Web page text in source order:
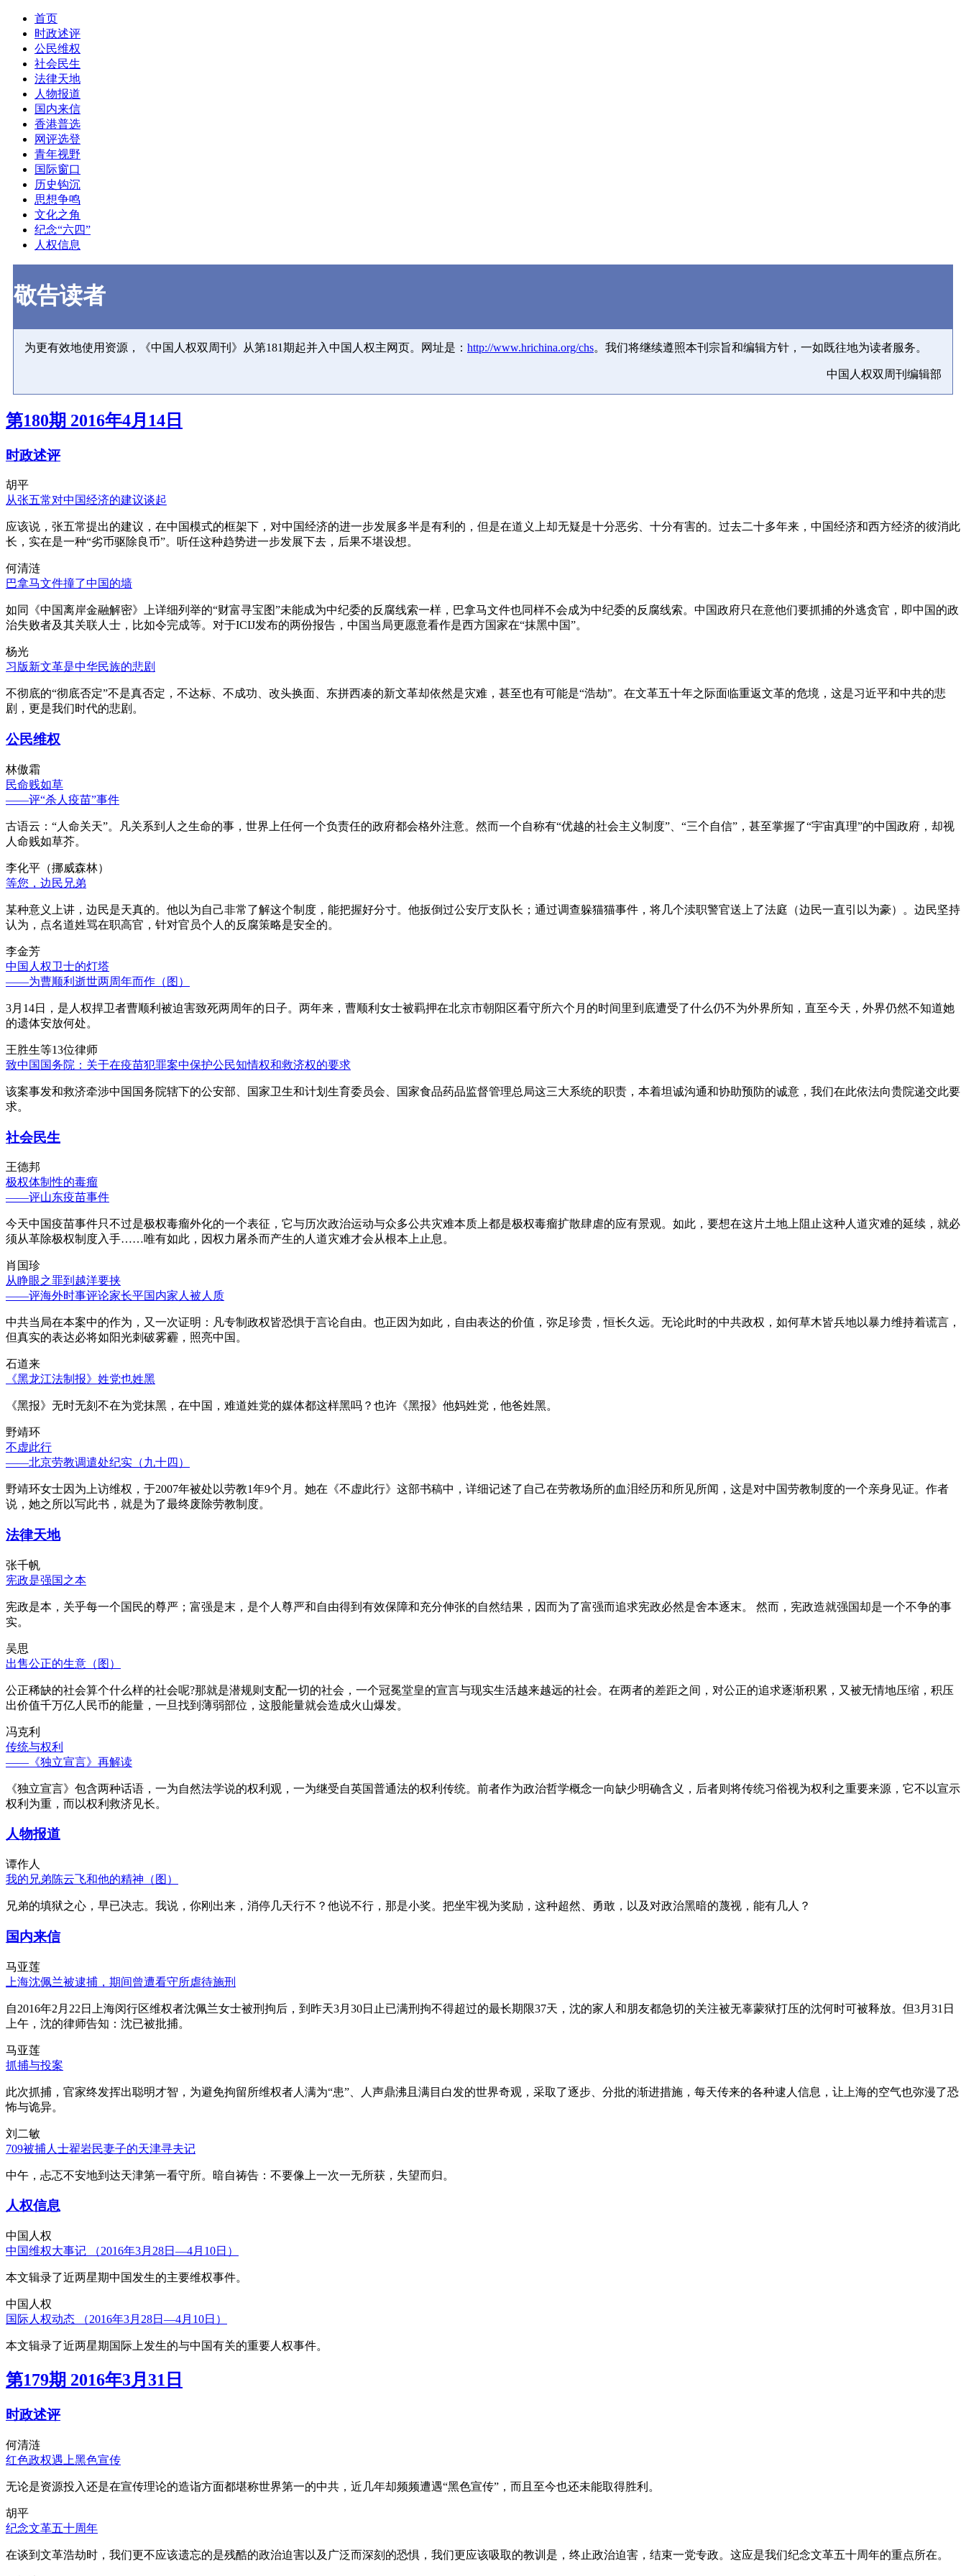
首页
时政述评
公民维权
社会民生
法律天地
人物报道
国内来信
香港普选
网评选登
青年视野
国际窗口
历史钩沉
思想争鸣
文化之角
纪念“六四”
人权信息
敬告读者
为更有效地使用资源，《中国人权双周刊》从第181期起并入中国人权主网页。网址是： http://www.hrichina.org/chs。我们将继续遵照本刊宗旨和编辑方针，一如既往地为读者服务。
中国人权双周刊编辑部
第180期 2016年4月14日
时政述评
胡平
从张五常对中国经济的建议谈起
应该说，张五常提出的建议，在中国模式的框架下，对中国经济的进一步发展多半是有利的，但是在道义上却无疑是十分恶劣、十分有害的。过去二十多年来，中国经济和西方经济的彼消此
长，实在是一种“劣币驱除良币”。听任这种趋势进一步发展下去，后果不堪设想。
何清涟
巴拿马文件撞了中国的墙
如同《中国离岸金融解密》上详细列举的“财富寻宝图”未能成为中纪委的反腐线索一样，巴拿马文件也同样不会成为中纪委的反腐线索。中国政府只在意他们要抓捕的外逃贪官，即中国的政
治失败者及其关联人士，比如令完成等。对于ICIJ发布的两份报告，中国当局更愿意看作是西方国家在“抹黑中国”。
杨光
习版新文革是中华民族的悲剧
不彻底的“彻底否定”不是真否定，不达标、不成功、改头换面、东拼西凑的新文革却依然是灾难，甚至也有可能是“浩劫”。在文革五十年之际面临重返文革的危境，这是习近平和中共的悲
剧，更是我们时代的悲剧。
公民维权
林傲霜
民命贱如草
——评“杀人疫苗”事件
古语云：“人命关天”。凡关系到人之生命的事，世界上任何一个负责任的政府都会格外注意。然而一个自称有“优越的社会主义制度”、“三个自信”，甚至掌握了“宇宙真理”的中国政府，却视
人命贱如草芥。
李化平（挪威森林）
等您，边民兄弟
某种意义上讲，边民是天真的。他以为自己非常了解这个制度，能把握好分寸。他扳倒过公安厅支队长；通过调查躲猫猫事件，将几个渎职警官送上了法庭（边民一直引以为豪）。边民坚持
认为，点名道姓骂在职高官，针对官员个人的反腐策略是安全的。
李金芳
中国人权卫士的灯塔
——为曹顺利逝世两周年而作（图）
3月14日，是人权捍卫者曹顺利被迫害致死两周年的日子。两年来，曹顺利女士被羁押在北京市朝阳区看守所六个月的时间里到底遭受了什么仍不为外界所知，直至今天，外界仍然不知道她
的遗体安放何处。
王胜生等13位律师
致中国国务院：关于在疫苗犯罪案中保护公民知情权和救济权的要求
该案事发和救济牵涉中国国务院辖下的公安部、国家卫生和计划生育委员会、国家食品药品监督管理总局这三大系统的职责，本着坦诚沟通和协助预防的诚意，我们在此依法向贵院递交此要
求。
社会民生
王德邦
极权体制性的毒瘤
——评山东疫苗事件
今天中国疫苗事件只不过是极权毒瘤外化的一个表征，它与历次政治运动与众多公共灾难本质上都是极权毒瘤扩散肆虐的应有景观。如此，要想在这片土地上阻止这种人道灾难的延续，就必
须从革除极权制度入手……唯有如此，因权力屠杀而产生的人道灾难才会从根本上止息。
肖国珍
从睁眼之罪到越洋要挟
——评海外时事评论家长平国内家人被人质
中共当局在本案中的作为，又一次证明：凡专制政权皆恐惧于言论自由。也正因为如此，自由表达的价值，弥足珍贵，恒长久远。无论此时的中共政权，如何草木皆兵地以暴力维持着谎言，
但真实的表达必将如阳光刺破雾霾，照亮中国。
石道来
《黑龙江法制报》姓党也姓黑
《黑报》无时无刻不在为党抹黑，在中国，难道姓党的媒体都这样黑吗？也许《黑报》他妈姓党，他爸姓黑。
野靖环
不虚此行
——北京劳教调遣处纪实（九十四）
野靖环女士因为上访维权，于2007年被处以劳教1年9个月。她在《不虚此行》这部书稿中，详细记述了自己在劳教场所的血泪经历和所见所闻，这是对中国劳教制度的一个亲身见证。作者
说，她之所以写此书，就是为了最终废除劳教制度。
法律天地
张千帆
宪政是强国之本
宪政是本，关乎每一个国民的尊严；富强是末，是个人尊严和自由得到有效保障和充分伸张的自然结果，因而为了富强而追求宪政必然是舍本逐末。 然而，宪政造就强国却是一个不争的事
实。
吴思
出售公正的生意（图）
公正稀缺的社会算个什么样的社会呢?那就是潜规则支配一切的社会，一个冠冕堂皇的宣言与现实生活越来越远的社会。在两者的差距之间，对公正的追求逐渐积累，又被无情地压缩，积压
出价值千万亿人民币的能量，一旦找到薄弱部位，这股能量就会造成火山爆发。
冯克利
传统与权利
——《独立宣言》再解读
《独立宣言》包含两种话语，一为自然法学说的权利观，一为继受自英国普通法的权利传统。前者作为政治哲学概念一向缺少明确含义，后者则将传统习俗视为权利之重要来源，它不以宣示
权利为重，而以权利救济见长。
人物报道
谭作人
我的兄弟陈云飞和他的精神（图）
兄弟的填狱之心，早已决志。我说，你刚出来，消停几天行不？他说不行，那是小奖。把坐牢视为奖励，这种超然、勇敢，以及对政治黑暗的蔑视，能有几人？
国内来信
马亚莲
上海沈佩兰被逮捕，期间曾遭看守所虐待施刑
自2016年2月22日上海闵行区维权者沈佩兰女士被刑拘后，到昨天3月30日止已满刑拘不得超过的最长期限37天，沈的家人和朋友都急切的关注被无辜蒙狱打压的沈何时可被释放。但3月31日
上午，沈的律师告知：沈已被批捕。
马亚莲
抓捕与投案
此次抓捕，官家终发挥出聪明才智，为避免拘留所维权者人满为“患”、人声鼎沸且满目白发的世界奇观，采取了逐步、分批的渐进措施，每天传来的各种逮人信息，让上海的空气也弥漫了恐
怖与诡异。
刘二敏
709被捕人士翟岩民妻子的天津寻夫记
中午，忐忑不安地到达天津第一看守所。暗自祷告：不要像上一次一无所获，失望而归。
人权信息
中国人权
中国维权大事记 （2016年3月28日—4月10日）
本文辑录了近两星期中国发生的主要维权事件。
中国人权
国际人权动态 （2016年3月28日—4月10日）
本文辑录了近两星期国际上发生的与中国有关的重要人权事件。
第179期 2016年3月31日
时政述评
何清涟
红色政权遇上黑色宣传
无论是资源投入还是在宣传理论的造诣方面都堪称世界第一的中共，近几年却频频遭遇“黑色宣传”，而且至今也还未能取得胜利。
胡平
纪念文革五十周年
在谈到文革浩劫时，我们更不应该遗忘的是残酷的政治迫害以及广泛而深刻的恐惧，我们更应该吸取的教训是，终止政治迫害，结束一党专政。这应是我们纪念文革五十周年的重点所在。